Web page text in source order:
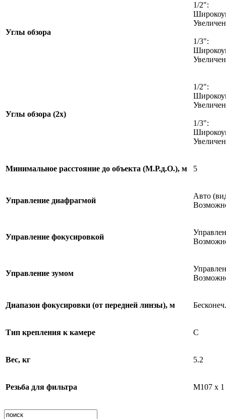
Углы обзора
1/2":
1/3":
Углы обзора (2x)
1/2":
1/3":
Минимальное расстояние до объекта (М.Р.д.О.), м 5
Управление диафрагмой
Авто
Управление фокусировкой
Управление зумом
Диапазон фокусировки (от передней линзы), м
Тип крепления к камере C
Вес, кг 5.2
Резьба для фильтра M107 x 1